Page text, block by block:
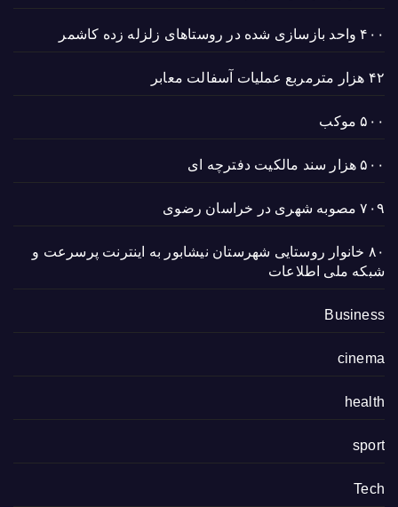
۴۰۰ واحد بازسازی شده در روستاهای زلزله زده کاشمر
۴۲ هزار مترمربع عملیات آسفالت معابر
۵۰۰ موکب
۵۰۰ هزار سند مالکیت دفترچه ای
۷۰۹ مصوبه شهری در خراسان رضوی
۸۰ خانوار روستایی شهرستان نیشابور به اینترنت پرسرعت و
شبکه ملی اطلاعات
Business
cinema
health
sport
Tech